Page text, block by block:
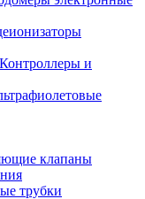
Контроллеры и
клапаны
трубки